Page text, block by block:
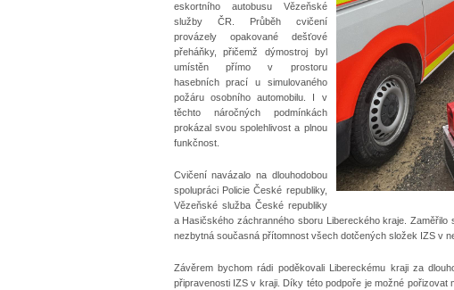
eskortního autobusu Vězeňské
služby ČR. Průběh cvičení
provázely opakované dešťové
přeháňky, přičemž dýmostroj byl
umístěn přímo v prostoru
hasebních prací u simulovaného
požáru osobního automobilu. I v
těchto náročných podmínkách
prokázal svou spolehlivost a plnou
funkčnost.
Cvičení navázalo na dlouhodobou
spolupráci Policie České republiky,
Vězeňské služba České republiky
a Hasičského záchranného sboru Libereckého kraje.
nezbytná současná přítomnost všech dotčených složek IZS v
Závěrem bychom rádi poděkovali Libereckému kraji za
připravenosti IZS v kraji. Díky této podpoře je možné